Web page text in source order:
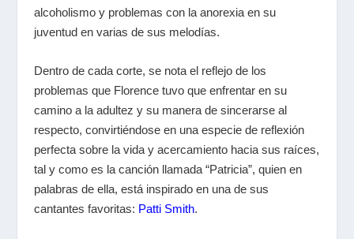
alcoholismo y problemas con la anorexia en su
juventud en varias de sus melodías.
Dentro de cada corte, se nota el reflejo de los
problemas que Florence tuvo que enfrentar en su
camino a la adultez y su manera de sincerarse al
respecto, convirtiéndose en una especie de reflexión
perfecta sobre la vida y acercamiento hacia sus raíces,
tal y como es la canción llamada “Patricia”, quien en
palabras de ella, está inspirado en una de sus
cantantes favoritas: Patti Smith.